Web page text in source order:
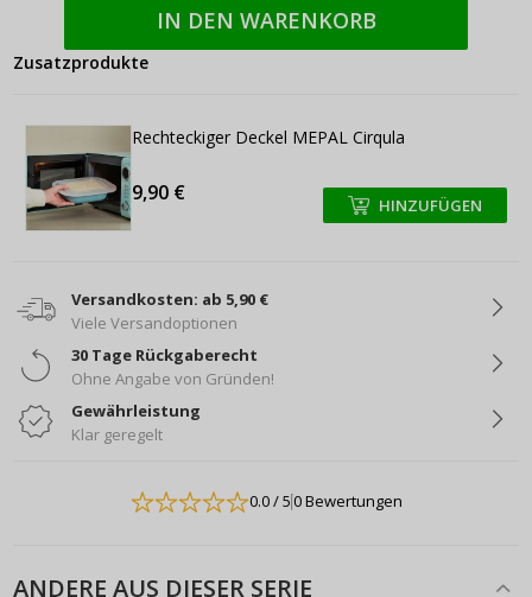
IN DEN WARENKORB
Zusatzprodukte
Rechteckiger Deckel MEPAL Cirqula
9,90 € +
+ HINZUFÜGEN
Versandkosten: ab 5,90 €
Viele Versandoptionen
30 Tage Rückgaberecht
Ohne Angabe von Gründen!
Gewährleistung
Klar geregelt
0.0/ 50 Bewertungen
ANDERE AUS DIESER SERIE